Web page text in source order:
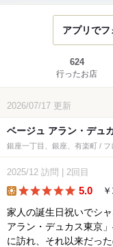
アプリでフ
624
行ったお店
2026/07/17 更新
ベージュ アラン・デュ
銀座一丁目、銀座、有楽町 / フ
2025/12 訪問 2回目
5.0
家人の誕生日祝いでシ
アラン・デュカス東京
に訪れ、それ以来だっ